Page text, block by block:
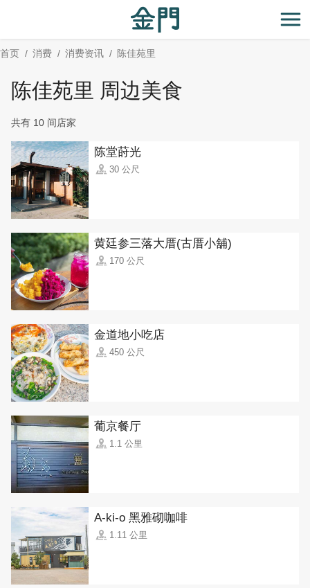
主
要
开
首页 消费 消费资讯 陈佳苑里
陈佳苑里 周边美食
共有 10 间店家
陈堂莳光
30 公尺
黄廷参三落大厝(古厝小舖)
170 公尺
金道地小吃店
450 公尺
葡京餐厅
1.1 公里
A-ki-o 黑雅砌咖啡
1.11 公里